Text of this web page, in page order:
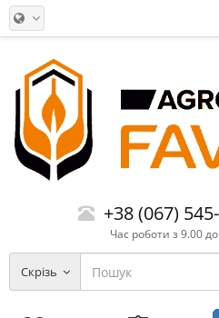
+38 (067)
Час роботи з 9.00
Скрізь